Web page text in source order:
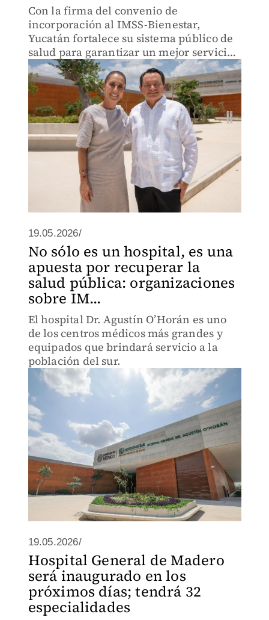
Con la firma del convenio de
incorporación al IMSS-Bienestar,
Yucatán fortalece su sistema público de
salud para garantizar un mejor servicio
para derechohabientes y condiciones
para trabajadores.
19.05.2026/
No sólo es un hospital, es una
apuesta por recuperar la
salud pública: organizaciones
sobre IM...
El hospital Dr. Agustín O’Horán es uno
de los centros médicos más grandes y
equipados que brindará servicio a la
población del sur.
19.05.2026/
Hospital General de Madero
será inaugurado en los
próximos días; tendrá 32
especialidades